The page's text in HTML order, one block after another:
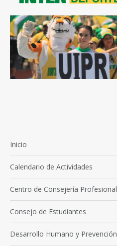
Inicio
Calendario de Actividades
Centro de Consejería Profesional
Consejo de Estudiantes
Desarrollo Humano y Prevención